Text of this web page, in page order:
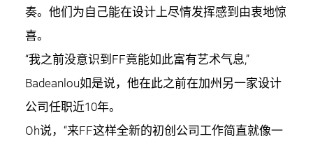
奏。他们为自己能在设计上尽情发挥感到由衷地惊
喜。
“我之前没意识到FF竟能如此富有艺术气息,”
Badeanlou如是说，他在此之前在加州另一家设计
公司任职近10年。
Oh说，“来FF这样全新的初创公司工作简直就像一